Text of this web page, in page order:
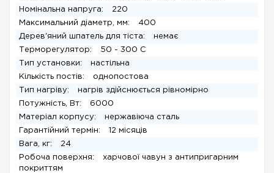
Номінальна напруга:
220
Максимальний діаметр, мм:
400
Дерев'яний шпатель для тіста:
немає
Терморегулятор:
50 - 300 С
Тип установки:
настільна
Кількість постів:
однопостова
Тип нагріву:
нагрів здійснюється рівномірно
Потужність, Вт:
6000
Матеріал корпусу:
нержавіюча сталь
Гарантійний термін:
12 місяців
Вага, кг:
24
Робоча поверхня:
харчової чавун з антипригарним
покриттям